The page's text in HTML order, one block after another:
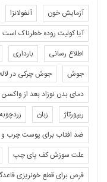
آزمایش خون آنفولانزا
آیا کولیت روده خطرناک است
اطلاع رسانی
بارداری
جوش
جوش چرکی در
دمای بدن نوزاد بعد از
ریپورتاژ
زبان زردچوبه
ضد افتاب برای پوست چرب
علت سوزش کف پای چپ
قرص برای قطع خونریزی